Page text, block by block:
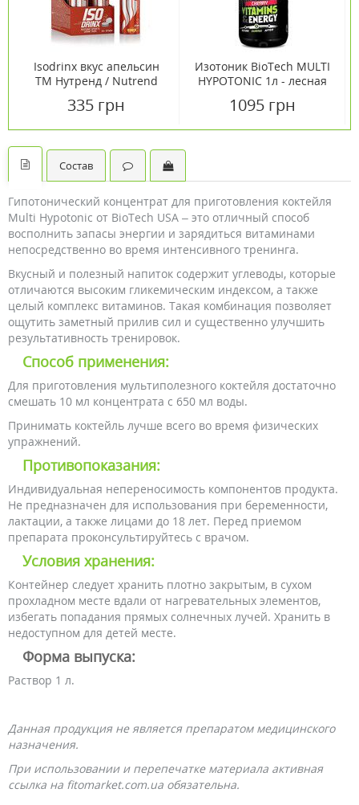
Isodrinx вкус апельсин
ТМ Нутренд / Nutrend
335 грн
Изотоник BioTech MULTI
HYPOTONIC 1л - лесная
1095 грн
Состав
Гипотонический концентрат для приготовления коктейля
Multi Hypotonic от BioTech USA – это отличный способ
восполнить запасы энергии и зарядиться витаминами
непосредственно во время интенсивного тренинга.
Вкусный и полезный напиток содержит углеводы, которые
отличаются высоким гликемическим индексом, а также
целый комплекс витаминов. Такая комбинация позволяет
ощутить заметный прилив сил и существенно улучшить
результативность тренировок.
Способ применения:
Для приготовления мультиполезного коктейля достаточно
смешать 10 мл концентрата с 650 мл воды.
Принимать коктейль лучше всего во время физических
упражнений.
Противопоказания:
Индивидуальная непереносимость компонентов продукта.
Не предназначен для использования при беременности,
лактации, а также лицами до 18 лет. Перед приемом
препарата проконсультируйтесь с врачом.
Условия хранения:
Контейнер следует хранить плотно закрытым, в сухом
прохладном месте вдали от нагревательных элементов,
избегать попадания прямых солнечных лучей. Хранить в
недоступном для детей месте.
Форма выпуска:
Раствор 1 л.
Данная продукция не является препаратом медицинского
назначения.
При использовании и перепечатке материала активная
ссылка на fitomarket.com.ua обязательна.